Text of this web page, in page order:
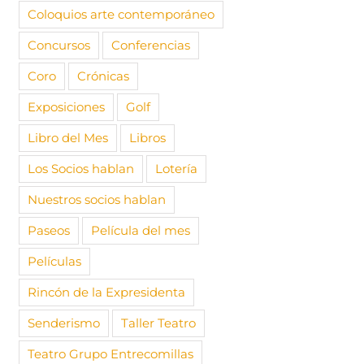
2025 | Sin
Coloquios arte contemporáneo
Concursos
Conferencias
Coro
Crónicas
Exposiciones
Golf
Libro del Mes
Libros
Los Socios hablan
Lotería
Nuestros socios hablan
Paseos
Película del mes
Películas
Rincón de la Expresidenta
Senderismo
Taller Teatro
Teatro Grupo Entrecomillas